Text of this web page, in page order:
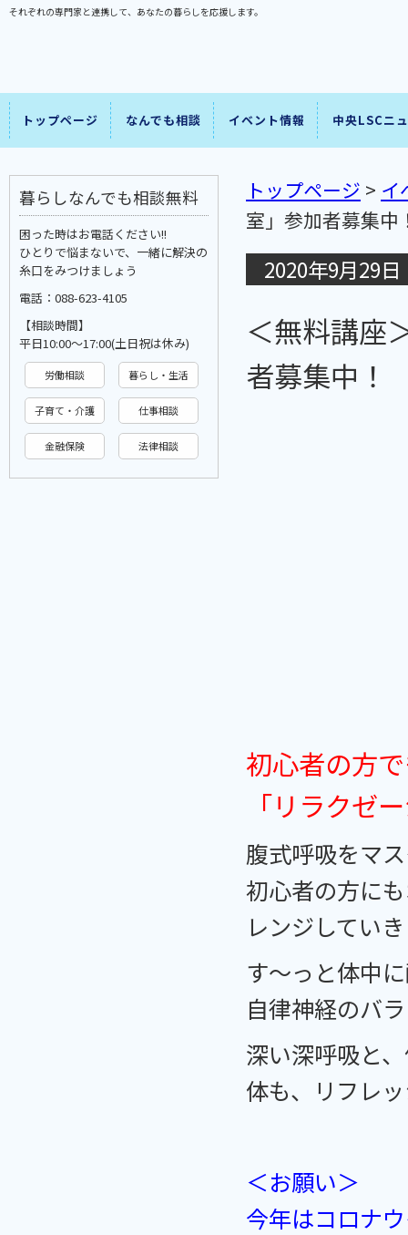
それぞれの専門家と連携して、あなたの暮らしを応援します。
トップページ なんでも相談 イベント情報 中央LSCニ
トップページ > イ
室」参加者募集中
2020年9月29日
＜無料講座
者募集中！
初心者の方
「リラクゼ
腹式呼吸をマ
初心者の方に
レンジしてい
す～っと体中
自律神経のバ
深い深呼吸と
体も、リフレ
＜お願い＞
今年はコロナ
暮らしなんでも相談無料
困った時はお電話ください!!
ひとりで悩まないで、一緒に解決の
糸口をみつけましょう
電話：088-623-4105
【相談時間】
平日10:00〜17:00(土日祝は休み)
労働相談 暮らし・生活
子育て・介護 仕事相談
金融保険 法律相談